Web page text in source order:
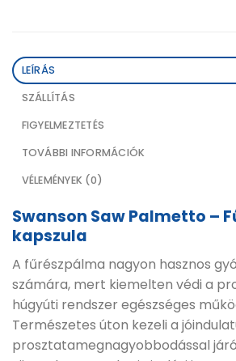
LEÍRÁS
SZÁLLÍTÁS
FIGYELMEZTETÉS
TOVÁBBI INFORMÁCIÓK
VÉLEMÉNYEK (0)
Swanson Saw Palmetto –
kapszula
A fűrészpálma nagyon hasznos
számára, mert kiemelten védi a
húgyúti rendszer egészséges
Természetes úton kezeli a
prosztatamegnagyobbodással